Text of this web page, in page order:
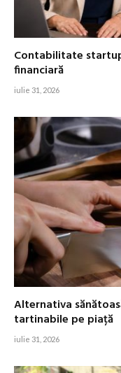
Contabilitate
financiară
iulie 31, 2026
Alternativa
tartinabile pe piață
iulie 31, 2026